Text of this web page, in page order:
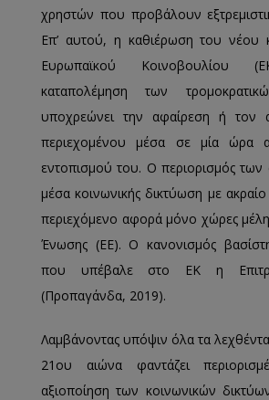
χρηστών που προβάλουν
Επ’ αυτού, η καθιέρωση του νέου
Ευρωπαϊκού Κοινοβουλίου
καταπολέμηση των
υποχρεώνει την αφαίρεση ή τον
περιεχομένου μέσα σε μία ώρα
εντοπισμού του. Ο περιορισμός
μέσα κοινωνικής δικτύωση με ακραίο
περιεχόμενο αφορά μόνο χώρες
Ένωσης (ΕΕ). Ο κανονισμός
που υπέβαλε στο ΕΚ η
(Προπαγάνδα, 2019).
Λαμβάνοντας υπόψιν όλα τα
21ου αιώνα φαντάζει
αξιοποίηση των κοινωνικών